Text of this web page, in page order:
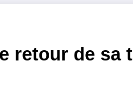
retour de sa